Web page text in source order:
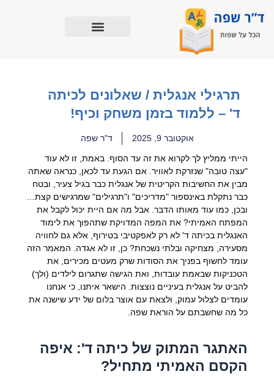
לתוכן
תרגילי אנגלית / שאלונים לכיתה
ד' – ללמוד בזמן משחק וכיף!
אוקטובר 9, 2025 ד"ר שפה
הייתי ממליץ לך לקרוא את זה עד הסוף. באמת, זו לא עוד
"עצה טובה" שנזרקת לאוויר. אם הגעת עד לכאן, כנראה שאתה
מבין את החשיבות הקריטית של אנגלית כבר בגיל צעיר, ובטח
כבר נתקלת באינספור "מדריכים" ו"תרגילים" שמרגישים קצת…
ובכן, כמו עוד מאותו הדבר. אבל מה אם היית יכול לקבל את
המפתח האמיתי? את המפה המדויקת שתהפוך את לימוד
האנגלית בכיתה ד' לא רק לאפקטיבי בטירוף, אלא גם לחוויה
מסעירה, מצחיקה ובלתי נשכחת? כן, זו לא אגדה. המאמר הזה
עומד לחשוף בפניך את הסודות שרק מעטים מכירים, את
הטכניקות שבאמת עובדות, ואת הגישה שתגרום לילדים (ולך)
להביט על אנגלית בעיניים נוצצות. הישאר איתנו, כי אנחנו
עומדים לצלול עמוק, ולצאת עם אוצר בלום של ידע שישנה את
כל מה שחשבתם על הוראת שפה.
האתגר המתוק של כיתה ד': איפה
הקסם האמיתי מתחיל?